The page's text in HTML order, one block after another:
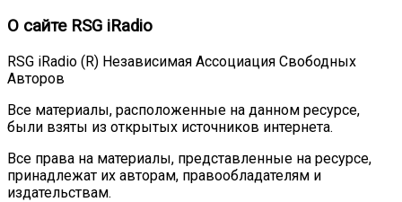
О сайте RSG iRadio
RSG iRadio (R) Независимая Ассоциация Свободных
Авторов
Все материалы, расположенные на данном ресурсе,
были взяты из открытых источников интернета.
Все права на материалы, представленные на ресурсе,
принадлежат их авторам, правообладателям и
издательствам.